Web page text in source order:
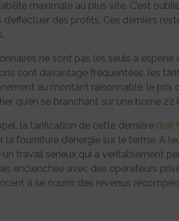
maximale au plus vite. C’est
d’effectuer des profits. Ces derniers
ne sont pas les seuls à
sont davantage fréquentées, les
au montant raisonnable, le
qu’en se branchant sur une borne
la tarification de cette dernière doit
la fourniture d’énergie sur le terme. A
un travail sérieux qui a véritablement
enclenchée avec des opérateurs
à se nourrir des revenus